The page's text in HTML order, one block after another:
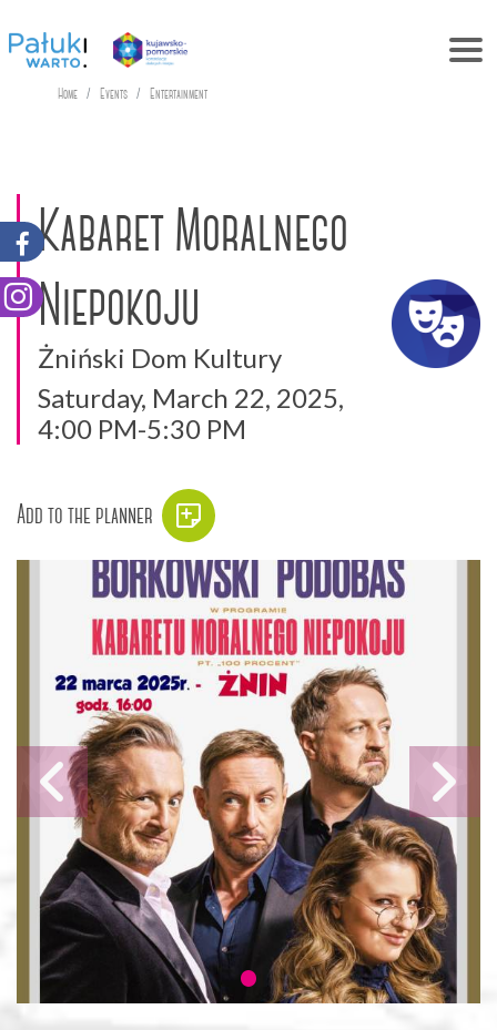
Home Events Entertainment
Kabaret Moralnego
Niepokoju
Żniński Dom Kultury
Saturday, March 22, 2025,
4:00 PM-5:30 PM
Add to the planner